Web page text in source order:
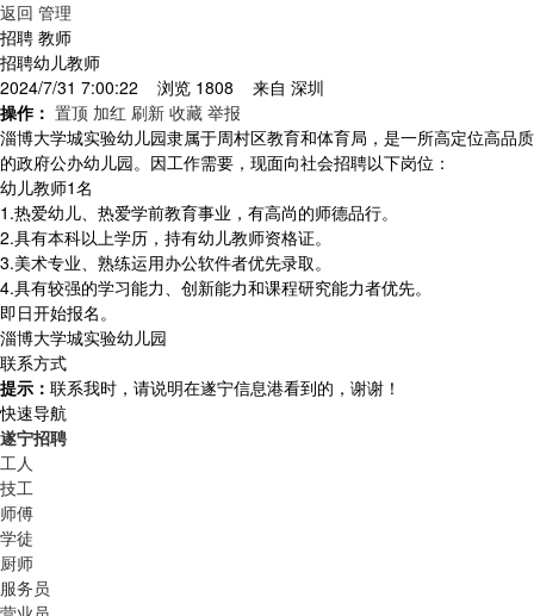
返回 管理
招聘 教师
招聘幼儿教师
2024/7/31 7:00:22 浏览 1808 来自 深圳
操作： 置顶 加红 刷新 收藏 举报
淄博大学城实验幼儿园隶属于周村区教育和体育局，是一所高定位高品质
的政府公办幼儿园。因工作需要，现面向社会招聘以下岗位：
幼儿教师1名
1.热爱幼儿、热爱学前教育事业，有高尚的师德品行。
2.具有本科以上学历，持有幼儿教师资格证。
3.美术专业、熟练运用办公软件者优先录取。
4.具有较强的学习能力、创新能力和课程研究能力者优先。
即日开始报名。
淄博大学城实验幼儿园
联系方式
提示： 联系我时，请说明在遂宁信息港看到的，谢谢！
快速导航
遂宁招聘
工人
技工
师傅
学徒
厨师
服务员